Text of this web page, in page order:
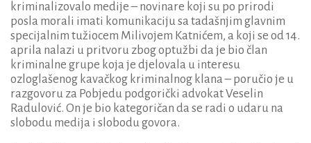
kriminalizovalo medije – novinare koji su po prirodi
posla morali imati komunikaciju sa tadašnjim glavnim
specijalnim tužiocem Milivojem Katnićem, a koji se od 14.
aprila nalazi u pritvoru zbog optužbi da je bio član
kriminalne grupe koja je djelovala u interesu
ozloglašenog kavačkog kriminalnog klana – poručio je u
razgovoru za Pobjedu podgorički advokat Veselin
Radulović. On je bio kategoričan da se radi o udaru na
slobodu medija i slobodu govora.